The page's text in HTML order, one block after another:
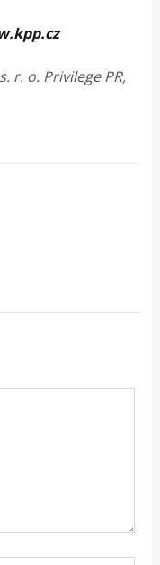
r. o. Privilege PR,